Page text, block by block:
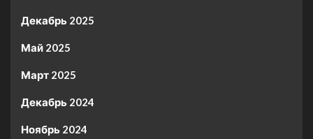
Декабрь 2025
Май 2025
Март 2025
Декабрь 2024
Ноябрь 2024